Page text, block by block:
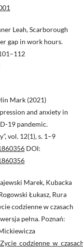
Leah, Scarborough
gap in work hours.
Mark (2021)
and anxiety in
19 pandemic.
vol. 12(1), s. 1–9
DOI:
Marek, Kubacka
Łukasz, Rura
codzienne w czasach
pełna. Poznań: